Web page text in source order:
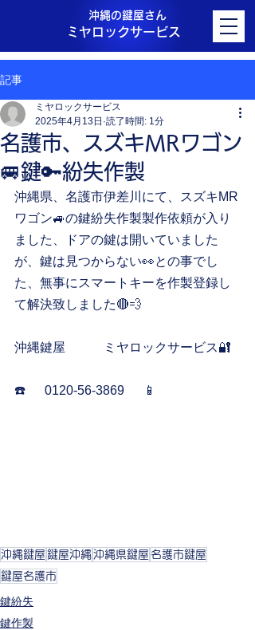
ミヤロックサービス
沖縄の鍵屋さん
記事
名護市、スズキMRワゴン
🚐鍵🔑紛失作製
ミヤロックサービス
2025年4月13日 読了時間: 1分
沖縄県、名護市伊差川にて、スズキMR
ワゴン🚙の鍵紛失作製製作依頼が入り
ました、ドアの鍵は開いていました
が、鍵は見つからない👀との事でし
た、無事にスマートキーを作製登録し
て解決致しました🔴💨
沖縄鍵屋　　　ミヤロックサービス🔐
☎️      0120-56-3869      📱
沖縄鍵屋 鍵屋沖縄 沖縄県鍵屋 名護市鍵屋
鍵屋名護市
鍵紛失
鍵作製